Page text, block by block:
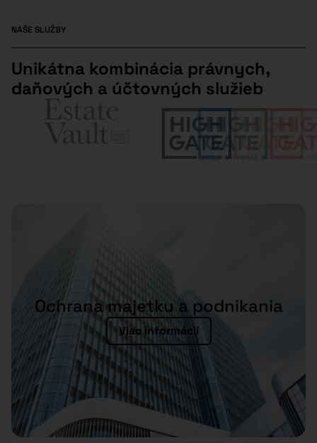
NAŠE SLUŽBY​
Unikátna kombinácia právnych,
daňových a účtovných služieb​
Ochrana majetku a podnikania
Viac informácií